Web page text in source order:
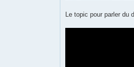
Le topic pour parler du